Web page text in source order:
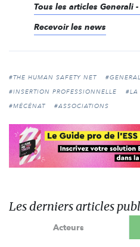
Tous les articles Generali -
Recevoir les news
#THE HUMAN SAFETY NET
#INSERTION PROFESSIONNELLE
#LA
#MÉCÉNAT
#ASSOCIATIONS
Les derniers articles
Acteurs